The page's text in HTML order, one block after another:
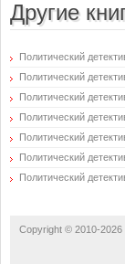
Другие
Политический
Политический
Политический
Политический
Политический
Политический
Политический
Copyright © 2010-2026